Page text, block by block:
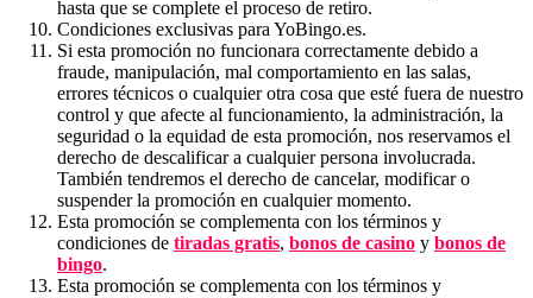
hasta que se complete el proceso de retiro.
Condiciones exclusivas para YoBingo.es.
Si esta promoción no funcionara correctamente debido a
fraude, manipulación, mal comportamiento en las salas,
errores técnicos o cualquier otra cosa que esté fuera de nuestro
control y que afecte al funcionamiento, la administración, la
seguridad o la equidad de esta promoción, nos reservamos el
derecho de descalificar a cualquier persona involucrada.
También tendremos el derecho de cancelar, modificar o
suspender la promoción en cualquier momento.
Esta promoción se complementa con los términos y
condiciones de tiradas gratis, bonos de casino y bonos de
bingo.
Esta promoción se complementa con los términos y